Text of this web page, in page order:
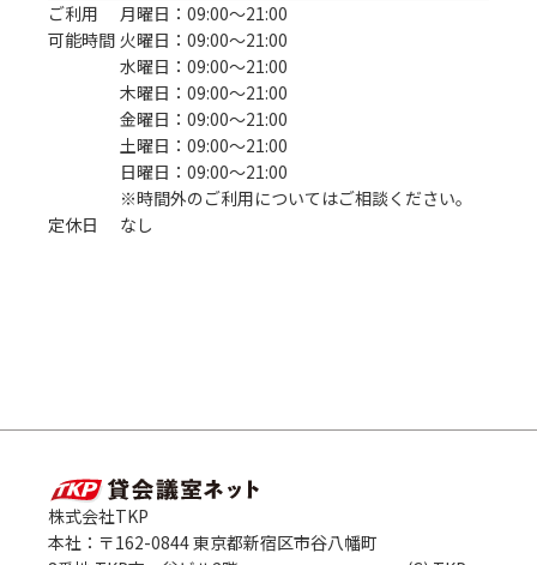
ご利用
可能時間
月曜日：09:00〜21:00
火曜日：09:00〜21:00
水曜日：09:00〜21:00
木曜日：09:00〜21:00
金曜日：09:00〜21:00
土曜日：09:00〜21:00
日曜日：09:00〜21:00
※時間外のご利用についてはご相談ください。
定休日
なし
株式会社TKP
本社：〒162-0844 東京都新宿区市谷八幡町